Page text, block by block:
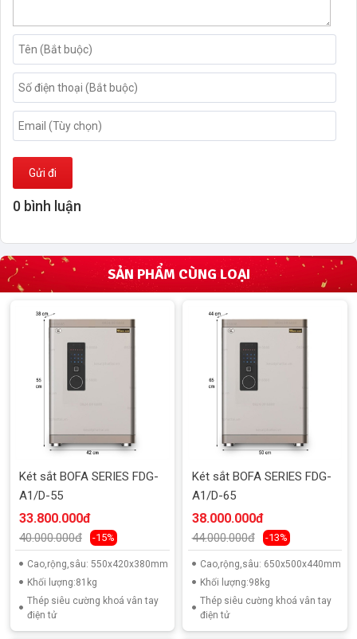
Gửi đi
0 bình luận
SẢN PHẨM CÙNG LOẠI
Két sắt BOFA SERIES FDG-
A1/D-55
33.800.000đ
40.000.000đ -15%
Cao,rộng,sâu: 550x420x380mm
Khối lượng:81kg
Thép siêu cường khoá vân tay
điện tử
Két sắt BOFA SERIES FDG-
A1/D-65
38.000.000đ
44.000.000đ -13%
Cao,rộng,sâu: 650x500x440mm
Khối lượng:98kg
Thép siêu cường khoá vân tay
điện tử